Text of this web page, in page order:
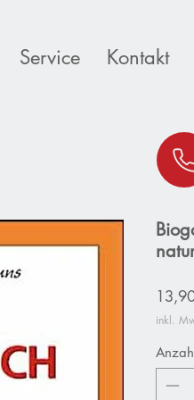
Service Kontakt
inkl.
Anzahl